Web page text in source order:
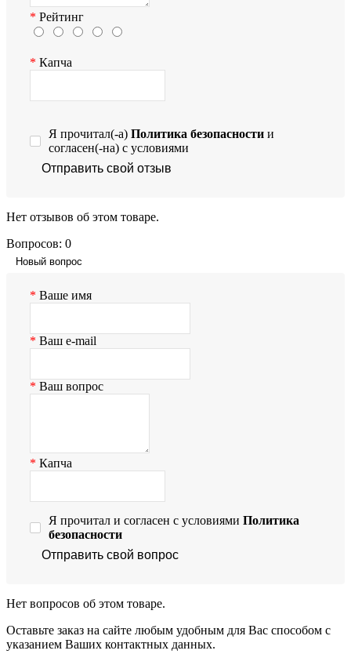
Рейтинг
Капча
Я прочитал(-а) Политика безопасности и
согласен(-на) с условиями
Отправить свой отзыв
Нет отзывов об этом товаре.
Вопросов: 0
Новый вопрос
Ваше имя
Ваш e-mail
Ваш вопрос
Капча
Я прочитал и согласен с условиями Политика
безопасности
Отправить свой вопрос
Нет вопросов об этом товаре.
Оставьте заказ на сайте любым удобным для Вас способом с
указанием Ваших контактных данных.